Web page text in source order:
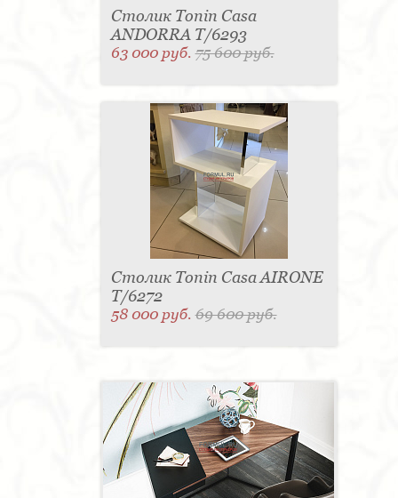
Столик Tonin Casa
ANDORRA T/6293
63 000 руб.75 600 руб.
Столик Tonin Casa AIRONE
T/6272
58 000 руб.69 600 руб.